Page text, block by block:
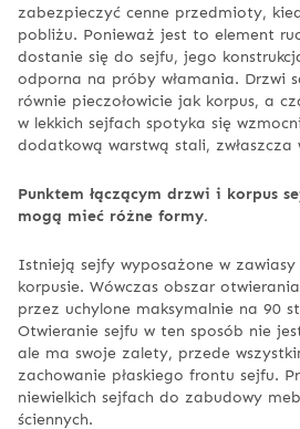
zabezpieczyć cenne przedmioty,
pobliżu. Ponieważ jest to element
dostanie się do sejfu, jego
odporna na próby włamania. Drzwi
równie pieczołowicie jak korpus, a
w lekkich sejfach spotyka się
dodatkową warstwą stali, zwłaszcza
Punktem łączącym drzwi i korpus
mogą mieć różne formy.
Istnieją sejfy wyposażone w
korpusie. Wówczas obszar
przez uchylone maksymalnie na 90
Otwieranie sejfu w ten sposób nie
ale ma swoje zalety, przede
zachowanie płaskiego frontu sejfu.
niewielkich sejfach do zabudowy
ściennych.